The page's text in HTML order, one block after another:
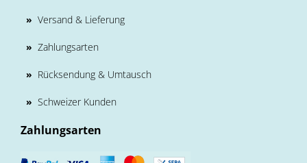
» Versand & Lieferung
» Zahlungsarten
» Rücksendung & Umtausch
» Schweizer Kunden
Zahlungsarten